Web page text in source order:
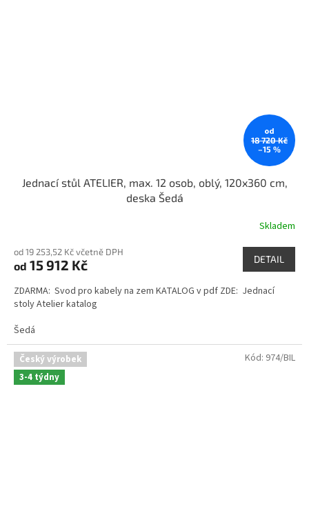
od
18 720 Kč
–15 %
Jednací stůl ATELIER, max. 12 osob, oblý, 120x360 cm,
deska Šedá
Skladem
od 19 253,52 Kč včetně DPH
od 15 912 Kč DETAIL
ZDARMA: Svod pro kabely na zem KATALOG v pdf ZDE: Jednací
stoly Atelier katalog
Šedá
Český výrobek
3-4 týdny
Kód: 974/BIL